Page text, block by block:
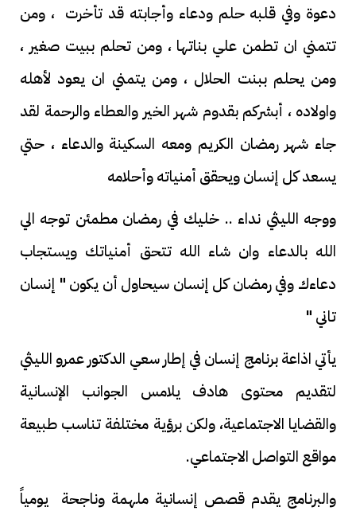
دعوة وفي قلبه حلم ودعاء وأجابته قد تأخرت ، ومن
تتمني ان تطمن علي بناتها ، ومن تحلم ببيت صغير ،
ومن يحلم ببنت الحلال ، ومن يتمني ان يعود لأهله
واولاده ، أبشركم بقدوم شهر الخير والعطاء والرحمة لقد
جاء شهر رمضان الكريم ومعه السكينة والدعاء ، حتي
يسعد كل إنسان ويحقق أمنياته وأحلامه
ووجه الليثي نداء .. خليك في رمضان مطمئن توجه الي
الله بالدعاء وان شاء الله تتحق أمنياتك ويستجاب
دعاءك وفي رمضان كل إنسان سيحاول أن يكون " إنسان
تاني "
يأتي اذاعة برنامج إنسان في إطار سعي الدكتور عمرو الليثي
لتقديم محتوى هادف يلامس الجوانب الإنسانية
والقضايا الاجتماعية، ولكن برؤية مختلفة تناسب طبيعة
مواقع التواصل الاجتماعي.
والبرنامج يقدم قصص إنسانية ملهمة وناجحة يومياً